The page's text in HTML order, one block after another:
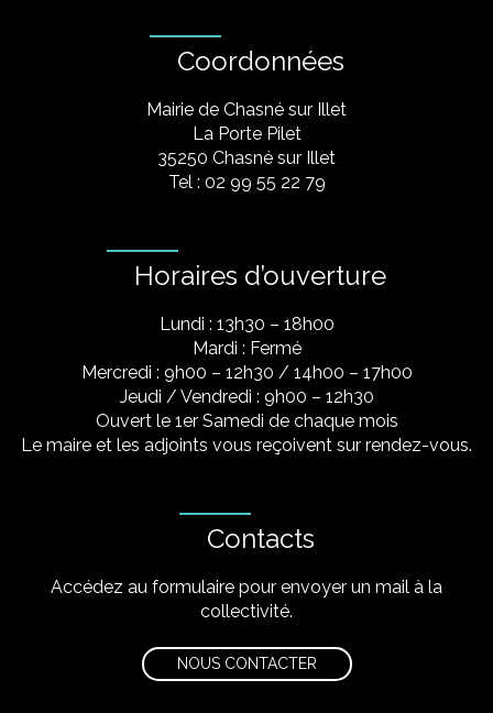
Coordonnées
Mairie de Chasné sur Illet
La Porte Pilet
35250 Chasné sur Illet
Tel : 02 99 55 22 79
Horaires d’ouverture
Lundi : 13h30 – 18h00
Mardi : Fermé
Mercredi : 9h00 – 12h30 / 14h00 – 17h00
Jeudi / Vendredi : 9h00 – 12h30
Ouvert le 1er Samedi de chaque mois
Le maire et les adjoints vous reçoivent sur rendez-vous.
Contacts
Accédez au formulaire pour envoyer un mail à la
collectivité.
NOUS CONTACTER